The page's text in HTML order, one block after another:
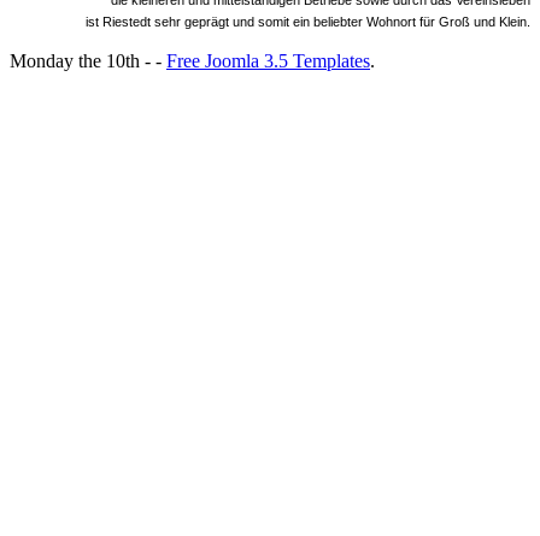
ist Riestedt sehr geprägt und somit ein beliebter Wohnort für Groß und Klein.
Monday the 10th - - Free Joomla 3.5 Templates.